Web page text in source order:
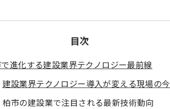
目次
進化する建設業界テクノロジー最前線
建設業界テクノロジー導入が変える現場の今
柏市の建設業で注目される最新技術動向